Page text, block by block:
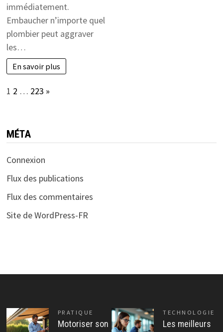
immédiatement.
Embaucher n’importe quel
plombier peut aggraver
les…
En savoir plus
Page:
1 2 … 223 Next
»
MÉTA
Connexion
Flux des publications
Flux des commentaires
Site de WordPress-FR
PRATIQUE
Motoriser son
TECHNOLOGIE
Les meilleurs